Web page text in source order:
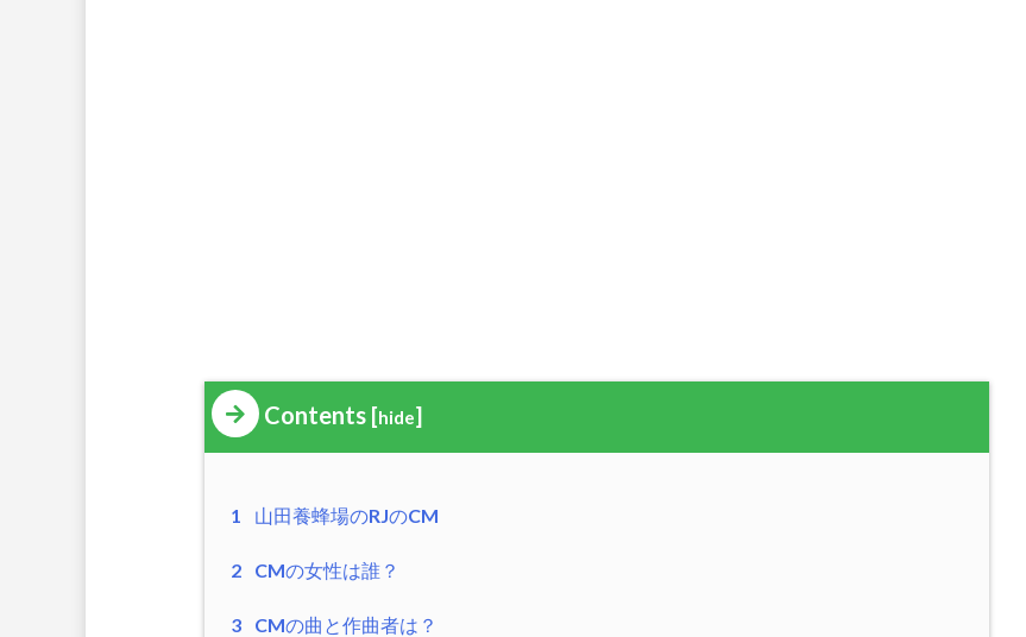
Contents [hide]
1 山田養蜂場のRJのCM
2 CMの女性は誰？
3 CMの曲と作曲者は？